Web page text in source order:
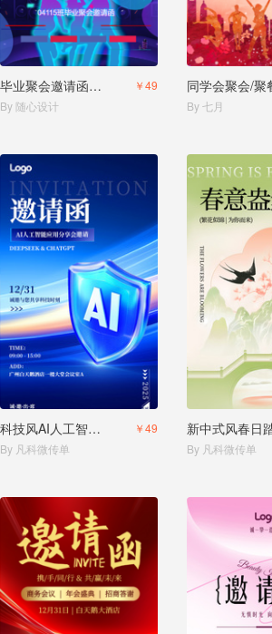
毕业聚会邀请函电子邀请函
￥49
By 随心设计
By 七月
科技风AI人工智能deepseek应用fen享邀请函
￥49
By 凡科微传单
By 凡科微传单